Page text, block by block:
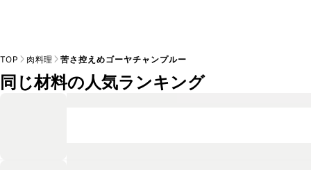
TOP 肉料理 苦さ控えめゴーヤチャンプルー
同じ材料の人気ランキング